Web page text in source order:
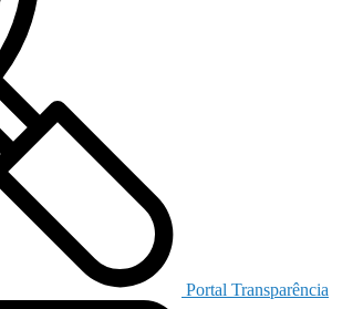
Portal Transparência